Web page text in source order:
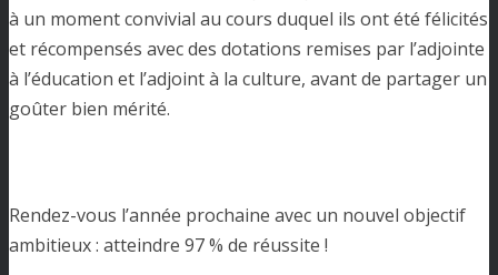
à un moment convivial au cours duquel ils ont été félicités
et récompensés avec des dotations remises par l’adjointe
à l’éducation et l’adjoint à la culture, avant de partager un
goûter bien mérité.
Rendez-vous l’année prochaine avec un nouvel objectif
ambitieux : atteindre 97 % de réussite !